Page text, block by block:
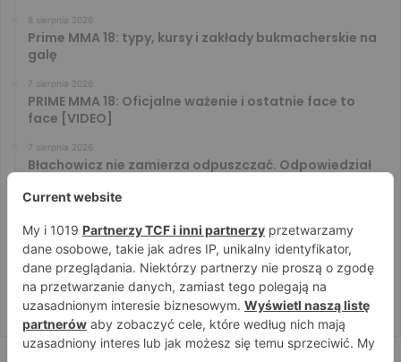
8 sierpnia 2026
Prime MMA 18: typy, kursy i zakłady bukmacherskie na
galę
7 sierpnia 2026
PRIME MMA 18: Oficjalne ważenie i ostatnie face to
face [VIDEO]
7 sierpnia 2026
Błachowicz nie zamierza odpuszczać. Odpowiedział
Menedżer Gaethje zdradził plany mistrza UFC: Gdyby
zakończył karierę dzisiaj, byłbym…
7 sierpnia 2026
Vitalii Yakymenko będzie bronił pasa na XTB KSW 122!
Marcello Morelli przed kolejną wielką szansą